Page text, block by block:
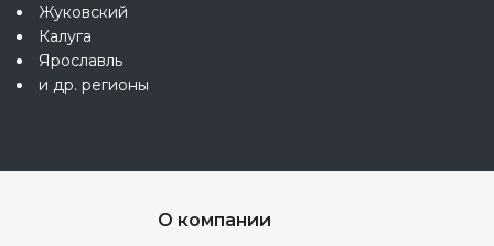
Жуковский
Калуга
Ярославль
и др. регионы
О компании